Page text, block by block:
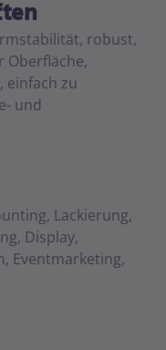
robust,
Oberfläche,
einfach zu
und
Lackierung,
Display,
Eventmarketing,